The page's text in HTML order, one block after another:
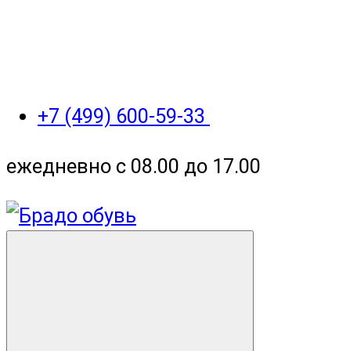
+7 (499) 600-59-33
ежедневно с 08.00 до 17.00